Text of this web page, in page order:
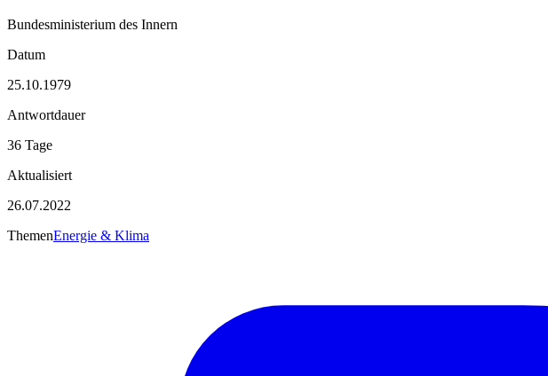
Bundesministerium des Innern
Datum
25.10.1979
Antwortdauer
36 Tage
Aktualisiert
26.07.2022
ThemenEnergie & Klima